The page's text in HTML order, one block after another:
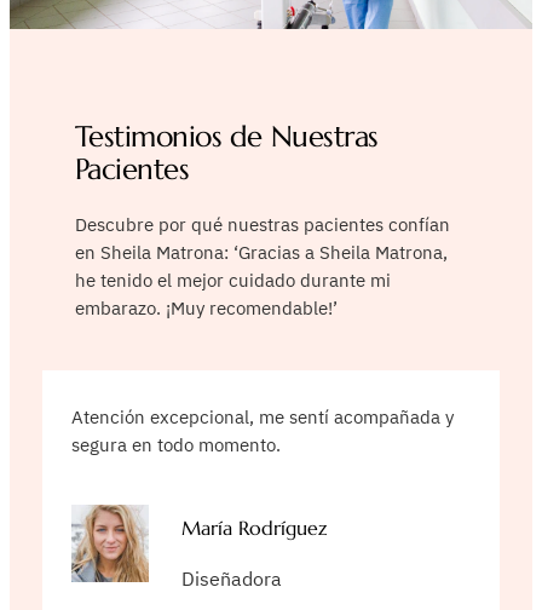
Testimonios de Nuestras
Pacientes
Descubre por qué nuestras pacientes confían
en Sheila Matrona: ‘Gracias a Sheila Matrona,
he tenido el mejor cuidado durante mi
embarazo. ¡Muy recomendable!’
Atención excepcional, me sentí acompañada y
segura en todo momento.
María Rodríguez
Diseñadora